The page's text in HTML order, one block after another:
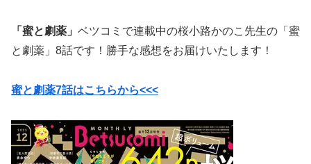
「蜜と劇薬 」 ベツコミで連載中の桜小路かのこ先生の「蜜
と劇薬」8話です！勝手な感想をお届けいたします！
蜜と劇薬7話はこちらから<<<